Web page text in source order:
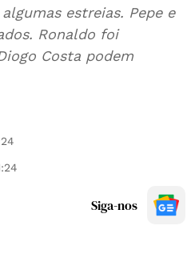
estreias. Pepe e
Ronaldo foi
Costa podem
Siga-nos